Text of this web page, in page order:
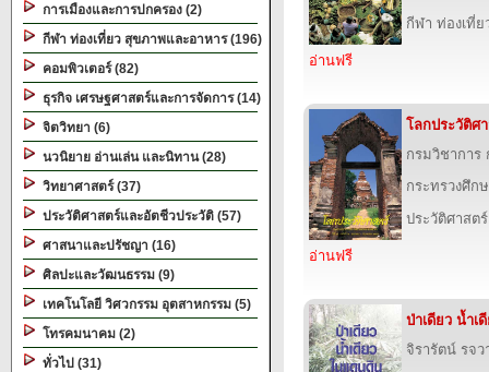
การเมืองและการปกครอง (2)
กีฬา ท่องเที่ยว สุขภาพและอาหาร (196)
คอมพิวเตอร์ (82)
ธุรกิจ เศรษฐศาสตร์และการจัดการ (14)
จิตวิทยา (6)
นวนิยาย อ่านเล่น และนิทาน (28)
วิทยาศาสตร์ (37)
ประวัติศาสตร์และอัตชีวประวัติ (57)
ศาสนาและปรัชญา (16)
ศิลปะและวัฒนธรรม (9)
เทคโนโลยี วิศวกรรม อุตสาหกรรม (5)
โทรคมนาคม (2)
ทั่วไป (31)
กีฬา ท่องเที่
อ่านฟรี
โลกประวัติศ
กรมวิชาการ
กระทรวงศึก
ประวัติศาสต
อ่านฟรี
ป่าเดียว น้ำเ
จิรารัตน์ รจ